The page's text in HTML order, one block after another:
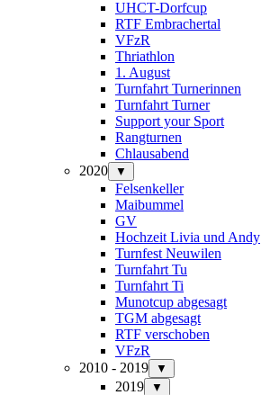
UHCT-Dorfcup
RTF Embrachertal
VFzR
Thriathlon
1. August
Turnfahrt Turnerinnen
Turnfahrt Turner
Support your Sport
Rangturnen
Chlausabend
2020
▼
Felsenkeller
Maibummel
GV
Hochzeit Livia und Andy
Turnfest Neuwilen
Turnfahrt Tu
Turnfahrt Ti
Munotcup abgesagt
TGM abgesagt
RTF verschoben
VFzR
2010 - 2019
▼
2019 ▼